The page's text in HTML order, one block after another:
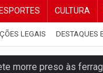
ESPORTES CULTURA
LEGAIS DESTAQUES
morre preso às